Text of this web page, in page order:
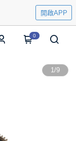
開啟APP
0
1/9